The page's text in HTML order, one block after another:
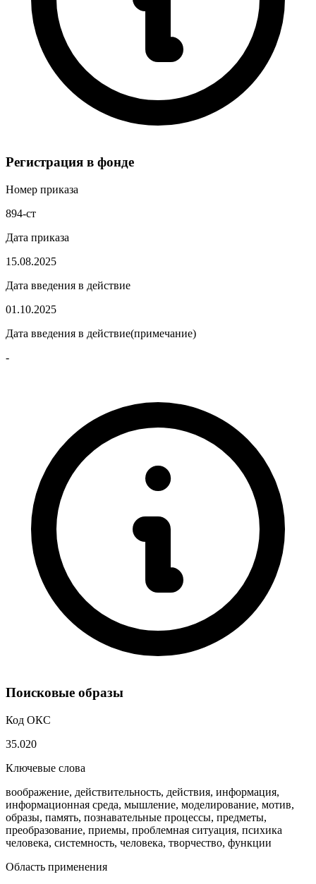
Регистрация в фонде
Номер приказа
894-ст
Дата приказа
15.08.2025
Дата введения в действие
01.10.2025
Дата введения в действие(примечание)
-
Поисковые образы
Код ОКС
35.020
Ключевые слова
воображение, действительность, действия, информация,
информационная среда, мышление, моделирование, мотив,
образы, память, познавательные процессы, предметы,
преобразование, приемы, проблемная ситуация, психика
человека, системность, человека, творчество, функции
Область применения